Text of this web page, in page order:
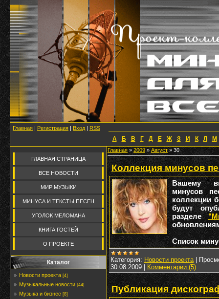
Главная | Регистрация | Вход | RSS
А Б В Г Д Е Ж З И К Л М
ГЛАВНАЯ СТРАНИЦА
ВСЕ НОВОСТИ
МИР МУЗЫКИ
МИНУСА И ТЕКСТЫ ПЕСЕН
УГОЛОК МЕЛОМАНА
КНИГА ГОСТЕЙ
О ПРОЕКТЕ
Каталог
Новости проекта [4]
Музыкальные новости [44]
Музыка и бизнес [8]
Главная »2009 » Август » 30
Коллекция минусов
Вашему
минусов
коллекции
будут
разделе
Список
Категория: Новости проекта |
30.08.2009 | Комментарии (5)
Публикация